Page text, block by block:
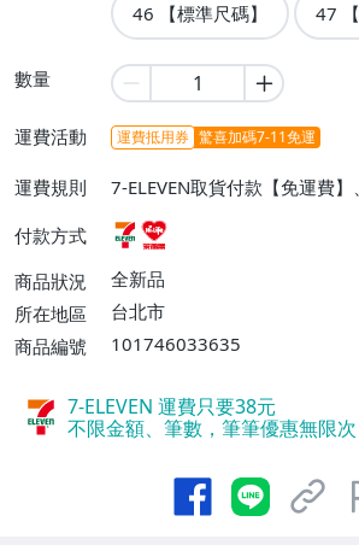
46 【標準尺碼】 47
數量
運費活動 運費抵用券 驚喜加碼7-11免運
運費規則
7-ELEVEN取貨付款【免運費
貨付款【免運費】
付款方式
商品狀況
全新品
所在地區
台北市
商品編號
101746033635
7-ELEVEN 運費只要38元
不限金額、筆數，筆筆優惠無限次